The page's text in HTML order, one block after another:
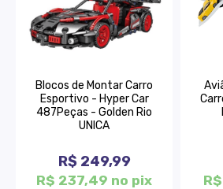
Blocos de Montar Carro
Esportivo - Hyper Car
487Peças - Golden Rio
UNICA
R$ 249,99
R$ 237,49 no pix